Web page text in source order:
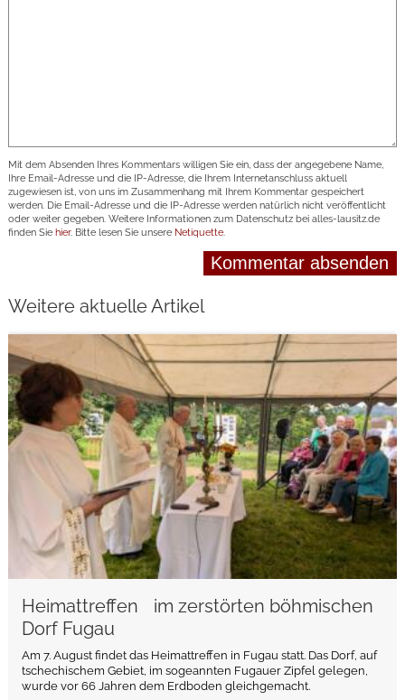
Mit dem Absenden Ihres Kommentars willigen Sie ein, dass der angegebene Name,
Ihre Email-Adresse und die IP-Adresse, die Ihrem Internetanschluss aktuell
zugewiesen ist, von uns im Zusammenhang mit Ihrem Kommentar gespeichert
werden. Die Email-Adresse und die IP-Adresse werden natürlich nicht veröffentlicht
oder weiter gegeben. Weitere Informationen zum Datenschutz bei alles-lausitz.de
finden Sie hier. Bitte lesen Sie unsere Netiquette.
Weitere aktuelle Artikel
Heimattreffen im zerstörten böhmischen
Dorf Fugau
Am 7. August findet das Heimattreffen in Fugau statt. Das Dorf, auf
tschechischem Gebiet, im sogeannten Fugauer Zipfel gelegen,
wurde vor 66 Jahren dem Erdboden gleichgemacht.
weiterlesen